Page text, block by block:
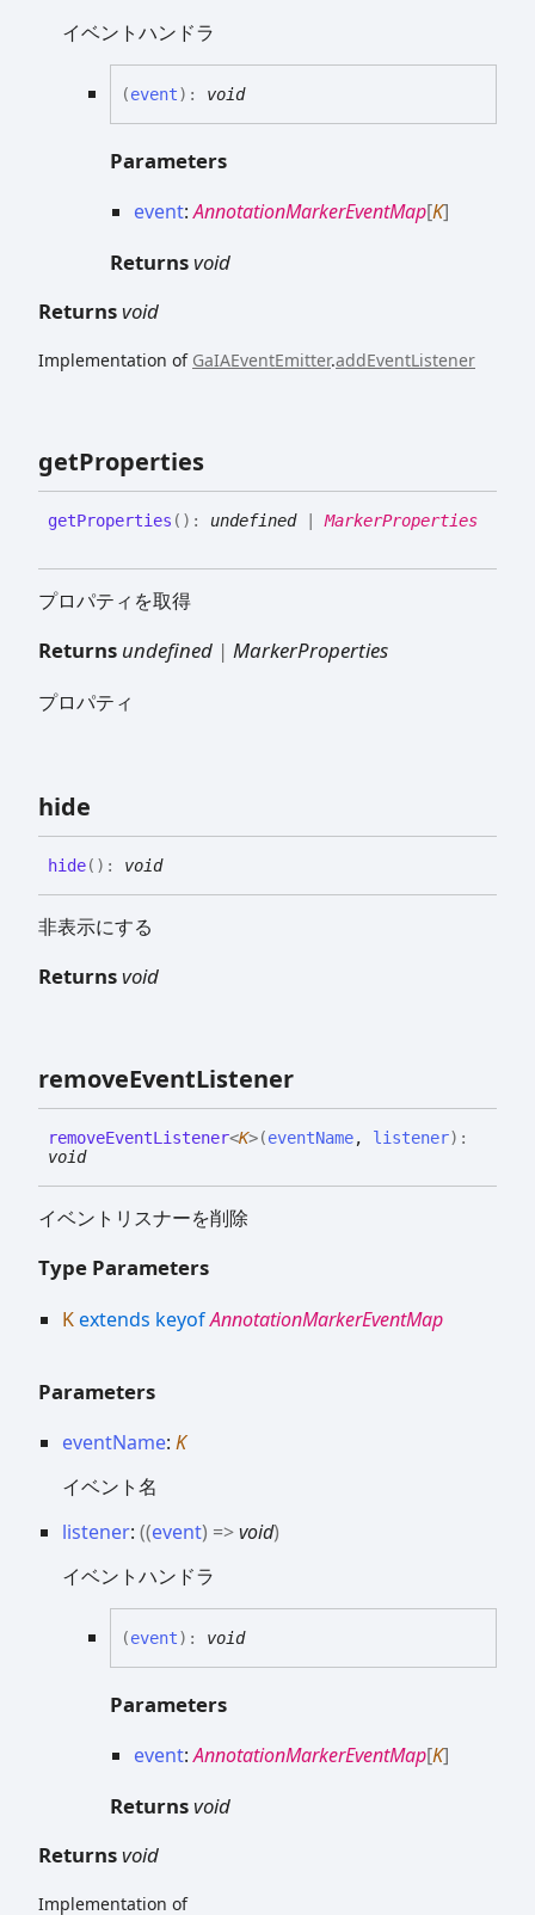
イベントハンドラ
(event) : void
Parameters
event:AnnotationMarkerEventMap[K]
Returnsvoid
Returnsvoid
Implementation of GaIAEventEmitter.addEventListener
getProperties
getProperties ( ) : undefined|MarkerProperties
プロパティを取得
Returns undefined | MarkerProperties
プロパティ
hide
hide( ) : void
非表示にする
Returnsvoid
removeEventListener
removeEventListener<K>(eventName, listener) :
void
イベントリスナーを削除
Type Parameters
Kextends keyofAnnotationMarkerEventMap
Parameters
eventName: K
イベント名
listener: ((event) =>void)
イベントハンドラ
(event) : void
Parameters
event:AnnotationMarkerEventMap[K]
Returnsvoid
Returnsvoid
Implementation of